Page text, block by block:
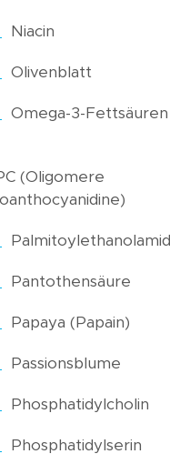
Niacin
Olivenblatt
Omega-3-Fettsäuren
(Oligomere
Palmitoylethanolamid
Pantothensäure
Papaya (Papain)
Passionsblume
Phosphatidylcholin
Phosphatidylserin